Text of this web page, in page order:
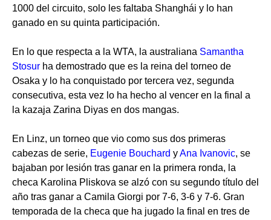
1000 del circuito, solo les faltaba Shanghái y lo han
ganado en su quinta participación.
En lo que respecta a la WTA, la australiana Samantha
Stosur ha demostrado que es la reina del torneo de
Osaka y lo ha conquistado por tercera vez, segunda
consecutiva, esta vez lo ha hecho al vencer en la final a
la kazaja Zarina Diyas en dos mangas.
En Linz, un torneo que vio como sus dos primeras
cabezas de serie, Eugenie Bouchard yAna Ivanovic, se
bajaban por lesión tras ganar en la primera ronda, la
checa Karolina Pliskova se alzó con su segundo título del
año tras ganar a Camila Giorgi por 7-6, 3-6 y 7-6. Gran
temporada de la checa que ha jugado la final en tres de